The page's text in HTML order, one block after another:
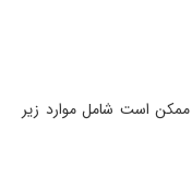
است شامل موارد زیر